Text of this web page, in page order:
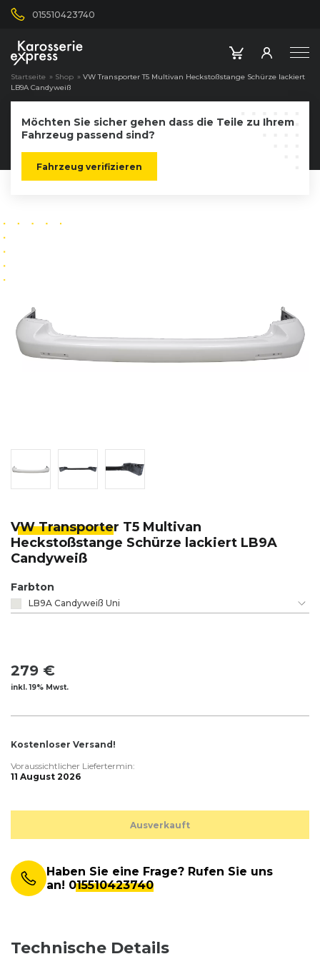
015510423740
Startseite » Shop » VW Transporter T5 Multivan Heckstoßstange Schürze lackiert
LB9A Candyweiß
Möchten Sie sicher gehen dass die Teile zu Ihrem
Fahrzeug passend sind?
Fahrzeug verifizieren
VW Transporter T5 Multivan
Heckstoßstange Schürze lackiert LB9A
Candyweiß
Farbton
LB9A Candyweiß Uni
279 €
inkl. 19% Mwst.
Kostenloser Versand!
Voraussichtlicher Liefertermin:
11 August 2026
Ausverkauft
Haben Sie eine Frage? Rufen Sie uns
an! 015510423740
Technische Details